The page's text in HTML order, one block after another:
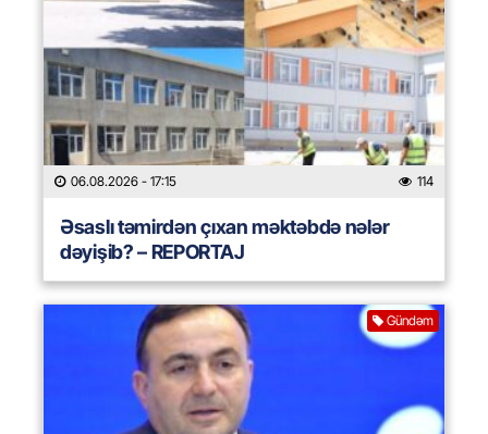
06.08.2026 - 17:15 114
Əsaslı təmirdən çıxan məktəbdə nələr
dəyişib? – REPORTAJ
Gündəm